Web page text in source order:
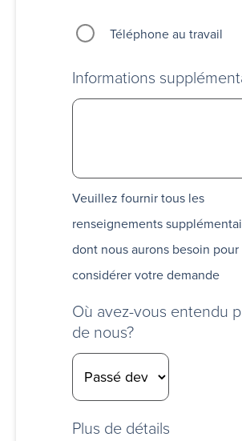
Téléphone au travail
Informations
Veuillez fournir tous les
renseignements
dont nous aurons besoin pour
considérer votre demande
Où avez-vous entendu
de nous?
Plus de détails